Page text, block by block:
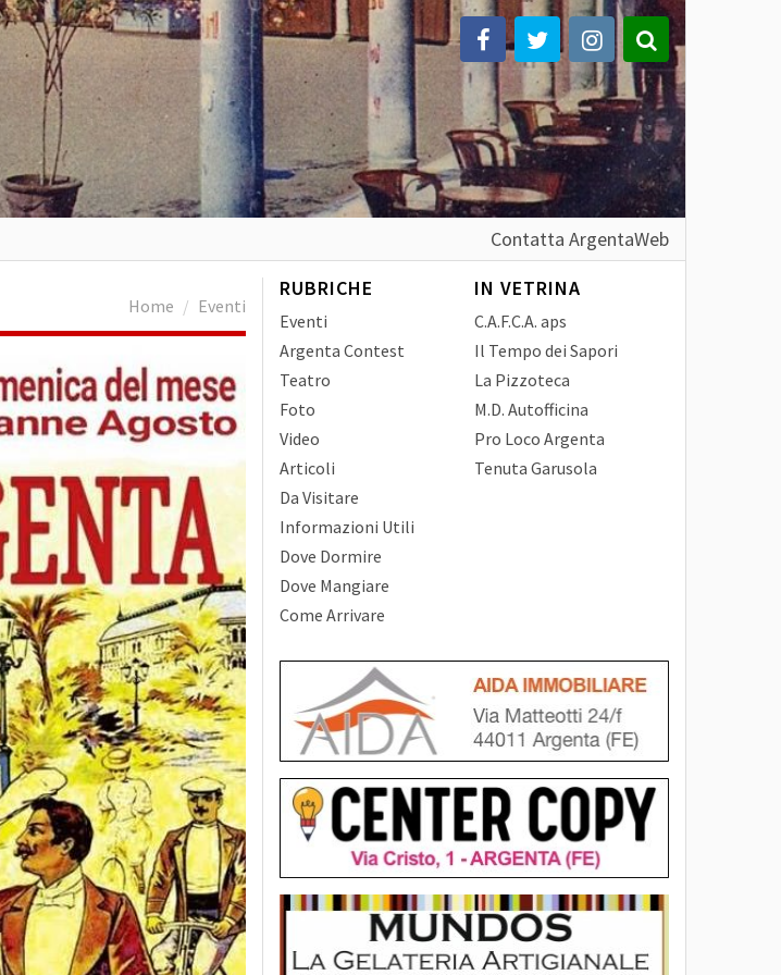
Contatta ArgentaWeb
Home Eventi
RUBRICHE
Eventi
Argenta Contest
Teatro
Foto
Video
Articoli
Da Visitare
Informazioni Utili
Dove Dormire
Dove Mangiare
Come Arrivare
IN VETRINA
C.A.F.C.A. aps
Il Tempo dei Sapori
La Pizzoteca
M.D. Autofficina
Pro Loco Argenta
Tenuta Garusola